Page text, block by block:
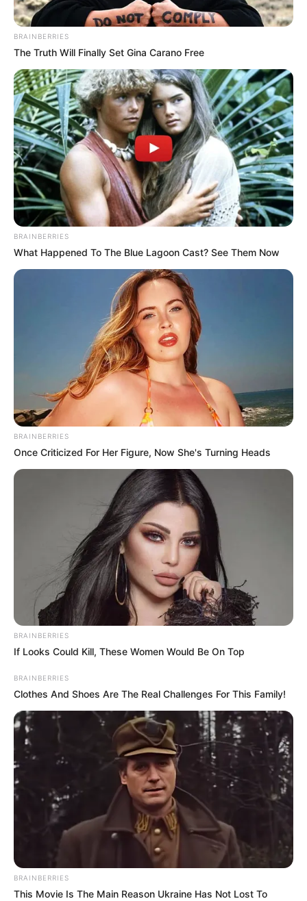
Teach Beside Me
Tambores de latas
batuque gerado pelo instrumento pode ser
muito divertido para as crianças.
BRAINBERRIES
The Truth Will Finally Set Gina Carano Free
BRAINBERRIES
What Happened To The Blue Lagoon Cast? See Them Now
BRAINBERRIES
Once Criticized For Her Figure, Now She's Turning Heads
BRAINBERRIES
If Looks Could Kill, These Women Would Be On Top
BRAINBERRIES
Clothes And Shoes Are The Real Challenges For This Family!
BRAINBERRIES
This Movie Is The Main Reason Ukraine Has Not Lost To